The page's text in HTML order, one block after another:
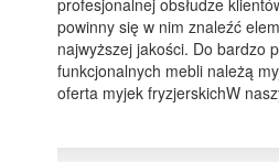
profesjonalnej obsłudze
powinny się w nim znaleźć
najwyższej jakości. Do bardzo
funkcjonalnych mebli należą
oferta myjek fryzjerskichW